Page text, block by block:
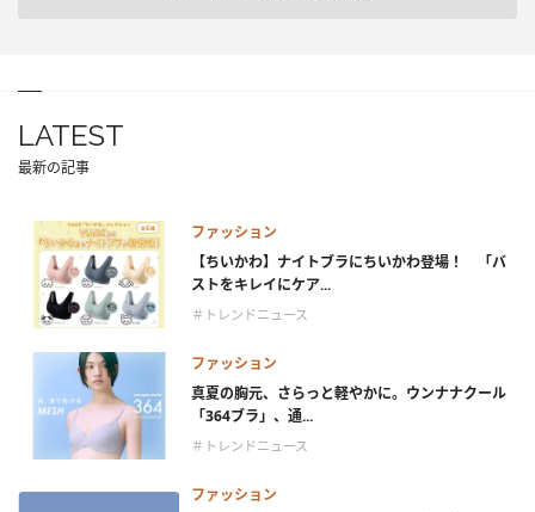
LATEST
最新の記事
ファッション
【ちいかわ】ナイトブラにちいかわ登場！ 「バ
ストをキレイにケア...
＃トレンドニュース
ファッション
真夏の胸元、さらっと軽やかに。ウンナナクール
「364ブラ」、通...
＃トレンドニュース
ファッション